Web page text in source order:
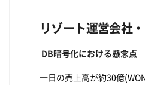
リゾート運営会社
DB暗号化における懸念点
一日の売上高が約30億